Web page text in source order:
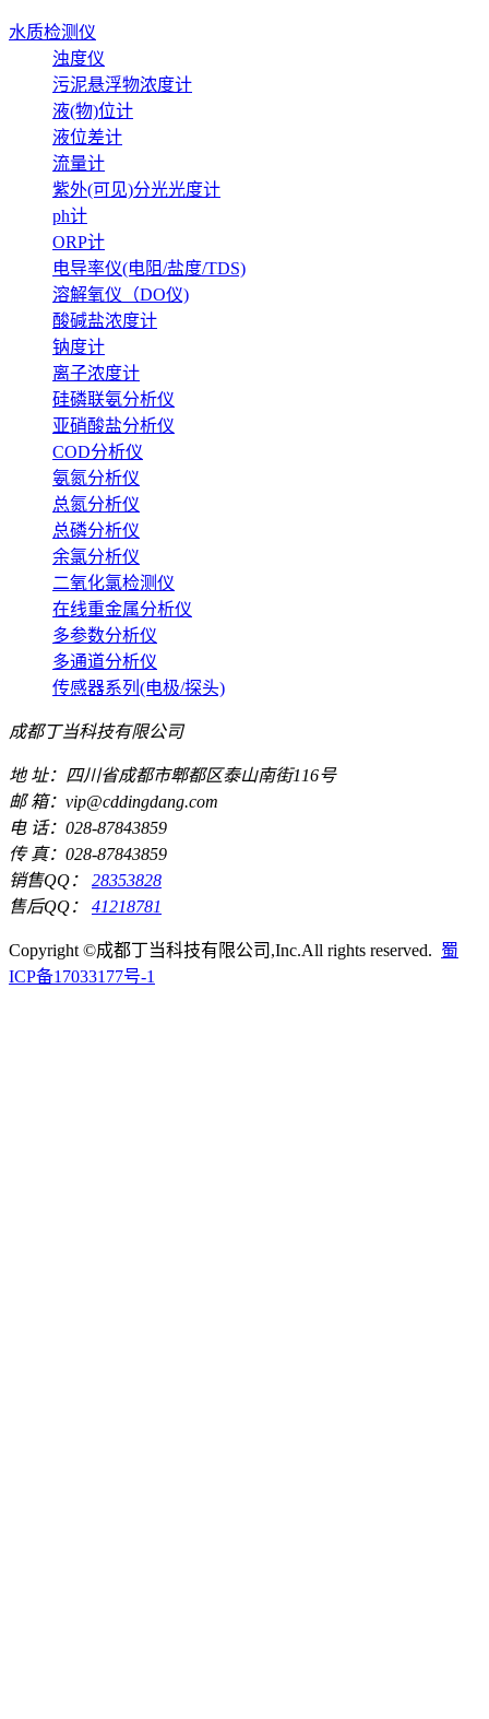
水质检测仪
浊度仪
污泥悬浮物浓度计
液(物)位计
液位差计
流量计
紫外(可见)分光光度计
ph计
ORP计
电导率仪(电阻/盐度/TDS)
溶解氧仪（DO仪)
酸碱盐浓度计
钠度计
离子浓度计
硅磷联氨分析仪
亚硝酸盐分析仪
COD分析仪
氨氮分析仪
总氮分析仪
总磷分析仪
余氯分析仪
二氧化氯检测仪
在线重金属分析仪
多参数分析仪
多通道分析仪
传感器系列(电极/探头)
成都丁当科技有限公司
地 址：四川省成都市郫都区泰山南街116号
邮 箱：vip@cddingdang.com
电 话：028-87843859
传 真：028-87843859
销售QQ： 28353828
售后QQ： 41218781
Copyright ©成都丁当科技有限公司,Inc.All rights reserved. 蜀
ICP备17033177号-1